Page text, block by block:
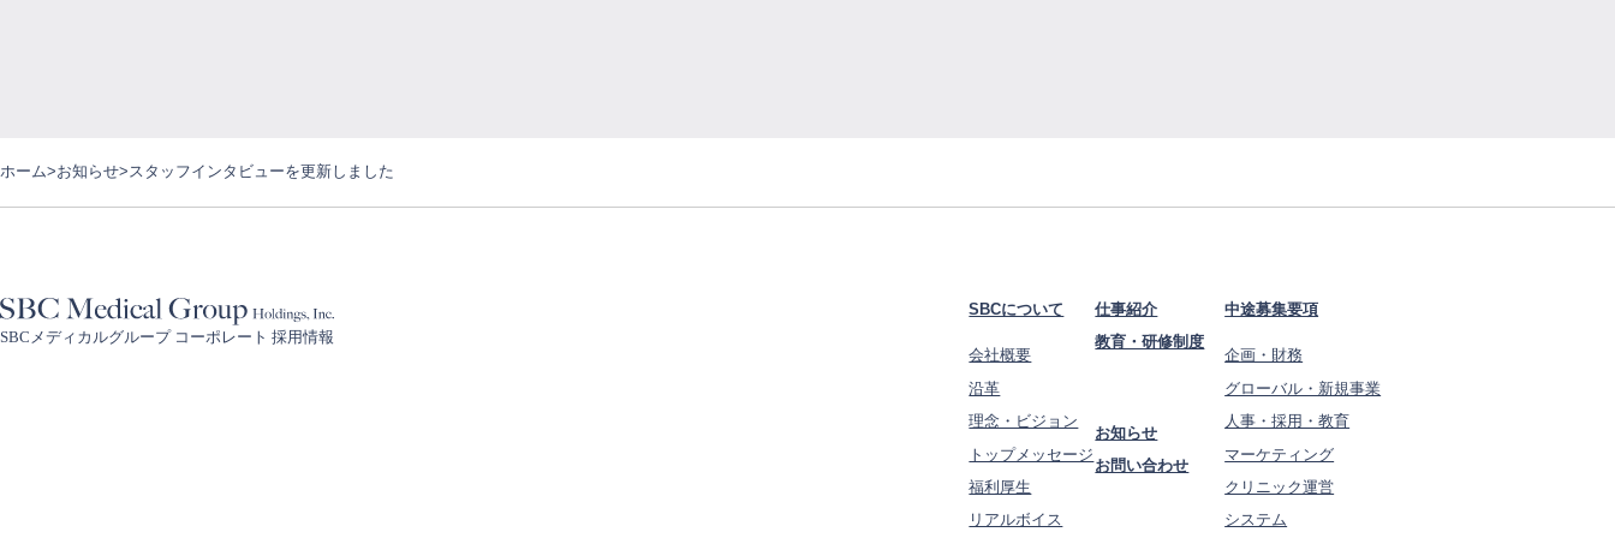
ホーム お知らせ スタッフインタビューを更新しました
SBCメディカルグループ コーポレート 採用情報
SBCについて
会社概要
沿革
理念・ビジョン
トップメッセージ
福利厚生
リアルボイス
仕事紹介
教育・研修制度
お知らせ
お問い合わせ
中途募集要項
企画・財務
グローバル・新規事業
人事・採用・教育
マーケティング
クリニック運営
システム